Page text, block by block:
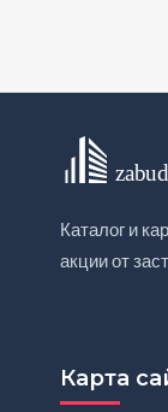
Каталог и
акции от
Карта